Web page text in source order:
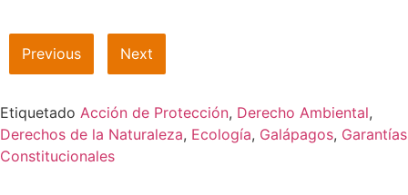
Previous Next
Etiquetado Acción de Protección, Derecho Ambiental,
Derechos de la Naturaleza, Ecología, Galápagos, Garantías
Constitucionales